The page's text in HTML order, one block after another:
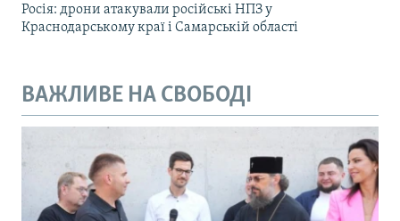
Росія: дрони атакували російські НПЗ у
Краснодарському краї і Самарській області
ВАЖЛИВЕ НА СВОБОДІ